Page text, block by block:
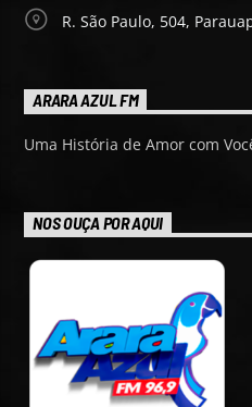
R. São Paulo, 504,
ARARA AZUL FM
Uma História de Amor com
NOS OUÇA POR AQUI